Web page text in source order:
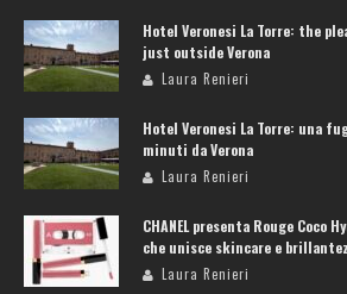
Hotel Veronesi La Torre: the
just outside Verona
Laura Renieri
Hotel Veronesi La Torre: una
minuti da Verona
Laura Renieri
CHANEL presenta Rouge Coco
che unisce skincare e
Laura Renieri